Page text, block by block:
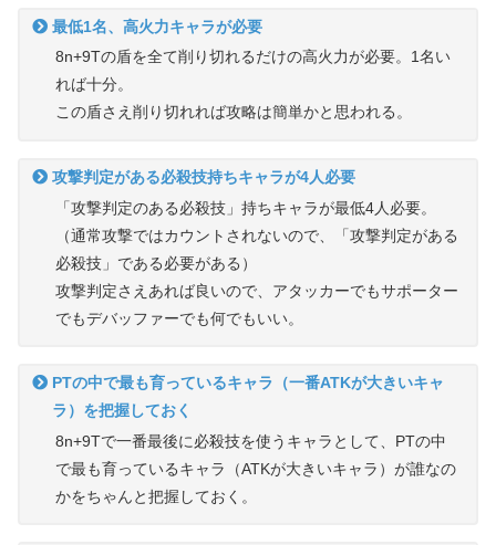
最低1名、高火力キャラが必要
8n+9Tの盾を全て削り切れるだけの高火力が必要。1名い
れば十分。
この盾さえ削り切れれば攻略は簡単かと思われる。
攻撃判定がある必殺技持ちキャラが4人必要
「攻撃判定のある必殺技」持ちキャラが最低4人必要。
（通常攻撃ではカウントされないので、「攻撃判定がある
必殺技」である必要がある）
攻撃判定さえあれば良いので、アタッカーでもサポーター
でもデバッファーでも何でもいい。
PTの中で最も育っているキャラ（一番ATKが大きいキャ
ラ）を把握しておく
8n+9Tで一番最後に必殺技を使うキャラとして、PTの中
で最も育っているキャラ（ATKが大きいキャラ）が誰なの
かをちゃんと把握しておく。